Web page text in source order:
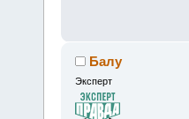
Балу
Эксперт